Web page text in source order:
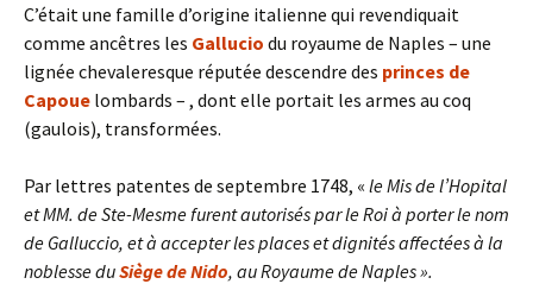
C’était une famille d’origine italienne qui revendiquait
comme ancêtres les Gallucio du royaume de Naples – une
lignée chevaleresque réputée descendre des princes de
Capoue lombards – , dont elle portait les armes au coq
(gaulois), transformées.
Par lettres patentes de septembre 1748, « le Mis de l’Hopital
et MM. de Ste-Mesme furent autorisés par le Roi à porter le nom
de Galluccio, et à accepter les places et dignités affectées à la
noblesse duSiège de Nido, au Royaume de Naples ».